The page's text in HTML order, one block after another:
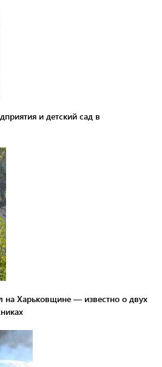
и детский сад в
на Харьковщине — известно о двух